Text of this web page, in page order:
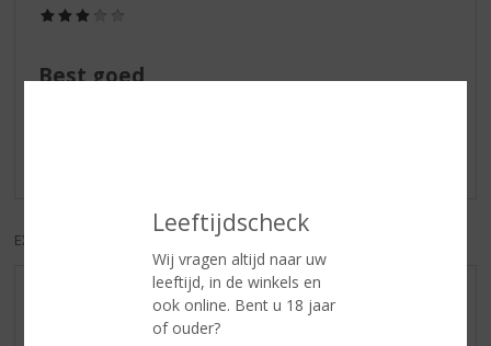
Leeftijdscheck
Wij vragen altijd naar uw
leeftijd, in de winkels en
ook online. Bent u 18 jaar
of ouder?
Best goed
EXCL. BTW INCL. BTW
AANBIEDINGEN
WIJN VAN DE MAAND